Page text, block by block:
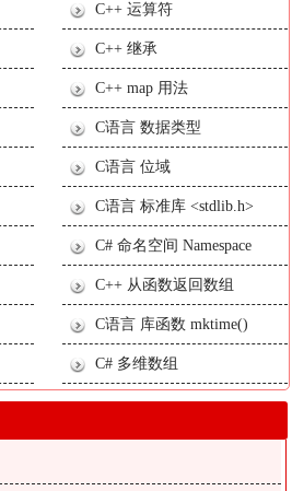
C++ 运算符
C++ 继承
C++ map 用法
C语言 数据类型
C语言 位域
C语言 标准库 <stdlib.h>
C# 命名空间 Namespace
C++ 从函数返回数组
C语言 库函数 mktime()
C# 多维数组